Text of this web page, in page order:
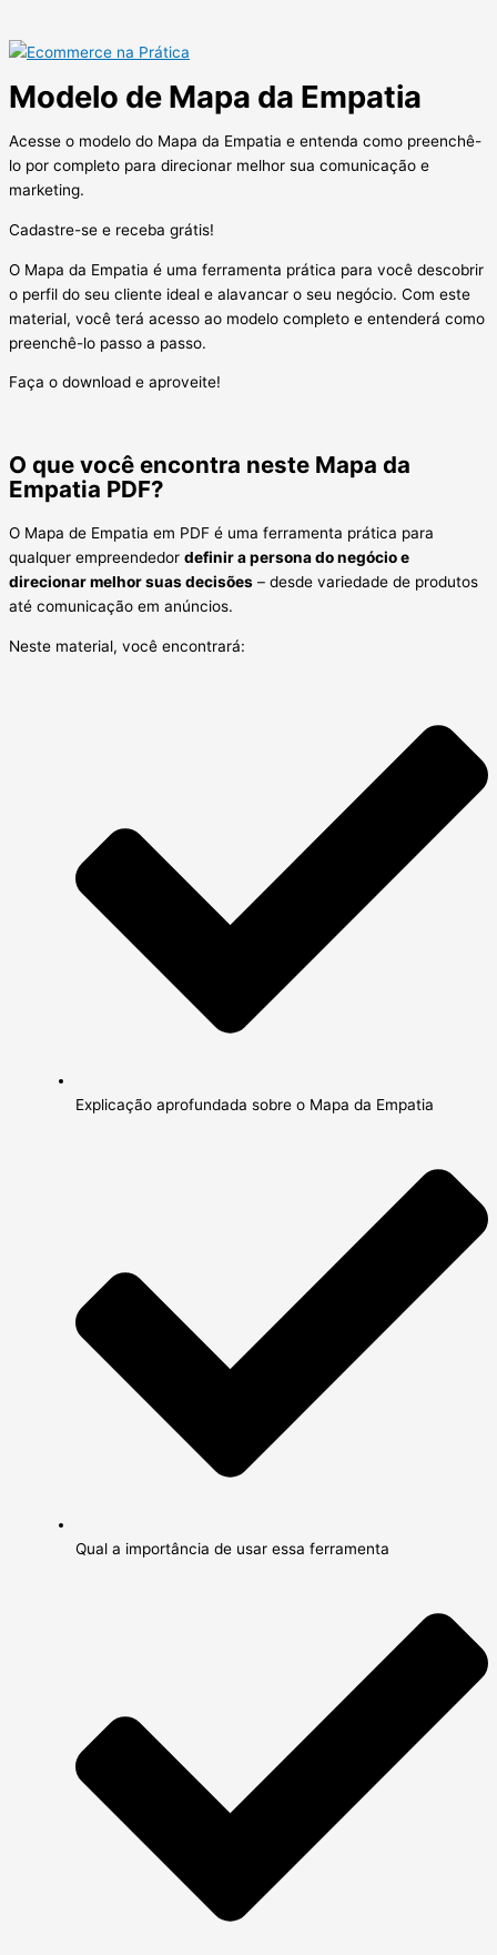
Modelo de Mapa da Empatia
Acesse o modelo do Mapa da Empatia e entenda como preenchê-
lo por completo para direcionar melhor sua comunicação e
marketing.
Cadastre-se e receba grátis!
O Mapa da Empatia é uma ferramenta prática para você descobrir
o perfil do seu cliente ideal e alavancar o seu negócio. Com este
material, você terá acesso ao modelo completo e entenderá como
preenchê-lo passo a passo.
Faça o download e aproveite!
O que você encontra neste Mapa da
Empatia PDF?
O Mapa de Empatia em PDF é uma ferramenta prática para
qualquer empreendedor definir a persona do negócio e
direcionar melhor suas decisões – desde variedade de produtos
até comunicação em anúncios.
Neste material, você encontrará:
Explicação aprofundada sobre o Mapa da Empatia
Qual a importância de usar essa ferramenta